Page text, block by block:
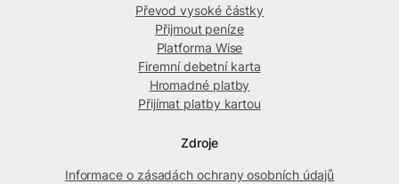
Převod vysoké částky
Přijmout peníze
Platforma Wise
Firemní debetní karta
Hromadné platby
Přijímat platby kartou
Zdroje
Informace o zásadách ochrany osobních údajů